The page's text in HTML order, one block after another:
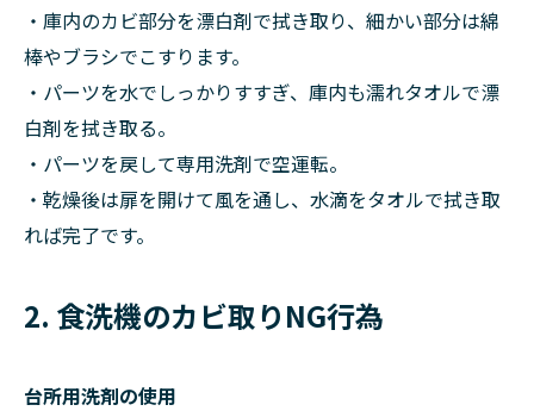
・庫内のカビ部分を漂白剤で拭き取り、細かい部分は綿
棒やブラシでこすります。
・パーツを水でしっかりすすぎ、庫内も濡れタオルで漂
白剤を拭き取る。
・パーツを戻して専用洗剤で空運転。
・乾燥後は扉を開けて風を通し、水滴をタオルで拭き取
れば完了です。
2. 食洗機のカビ取りNG行為
台所用洗剤の使用